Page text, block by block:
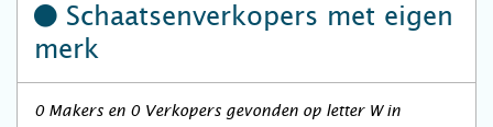
Schaatsenverkopers met eigen
merk
0 Makers en 0 Verkopers gevonden op letter W in